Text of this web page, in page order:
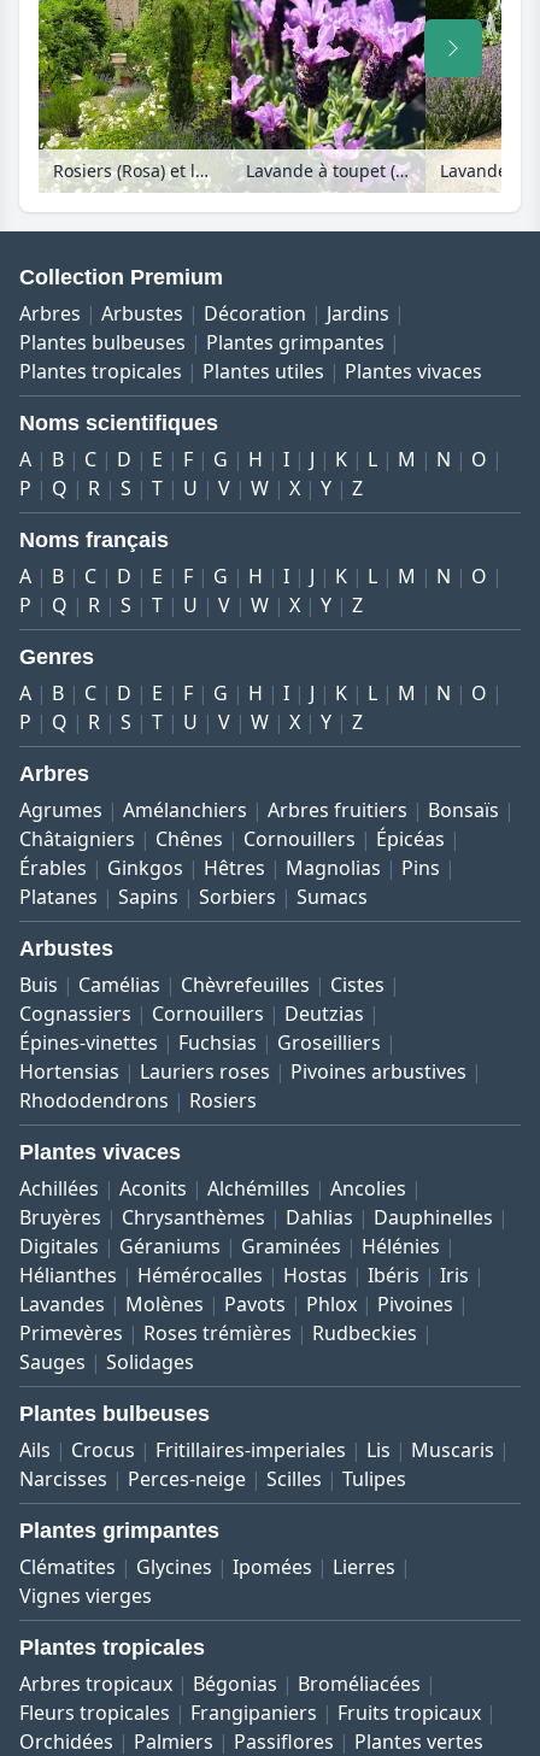
Rosiers (Rosa) et lavandes (Lavandula) dans un jardin paysan devant une vieille grange Lavande à toupet (Lavandula stoechas)
Collection Premium
Arbres Arbustes Décoration
Jardins
Plantes bulbeuses
Plantes grimpantes
Plantes tropicales
Plantes utiles Plantes vivaces
Noms scientifiques
A B C D E F G H I J K L M N
O
P
Q R S T U V W X Y Z
Noms français
A B C D E F G H I J K L M N
O
P
Q R S T U V W X Y Z
Genres
A B C D E F G H I J K L M N
O
P
Q R S T U V W X Y Z
Arbres
Agrumes Amélanchiers Arbres fruitiers
Bonsaïs
Châtaigniers
Chênes Cornouillers
Épicéas
Érables
Ginkgos Hêtres Magnolias
Pins
Platanes
Sapins Sorbiers Sumacs
Arbustes
Buis Camélias Chèvrefeuilles
Cistes
Cognassiers
Cornouillers
Deutzias
Épines-vinettes
Fuchsias
Groseilliers
Hortensias
Lauriers roses
Pivoines arbustives
Rhododendrons
Rosiers
Plantes vivaces
Achillées Aconits Alchémilles
Ancolies
Bruyères
Chrysanthèmes Dahlias
Dauphinelles
Digitales
Géraniums Graminées
Hélénies
Hélianthes
Hémérocalles Hostas Ibéris
Iris
Lavandes
Molènes Pavots Phlox
Pivoines
Primevères
Roses trémières
Rudbeckies
Sauges
Solidages
Plantes bulbeuses
Ails Crocus Fritillaires-imperiales Lis
Muscaris
Narcisses
Perces-neige Scilles Tulipes
Plantes grimpantes
Clématites Glycines Ipomées
Lierres
Vignes vierges
Plantes tropicales
Arbres tropicaux Bégonias
Broméliacées
Fleurs tropicales
Frangipaniers
Fruits tropicaux
Orchidées
Palmiers Passiflores Plantes vertes